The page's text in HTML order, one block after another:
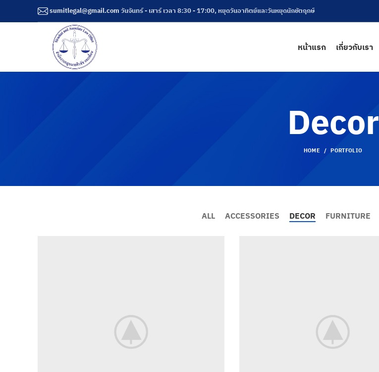
sumitlegal@gmail.com วันจันทร์ - เสาร์ เวลา 8:30 - 17:00, หยุดวันอาทิตย์และวันหยุดนักขัตฤกษ์
หน้าแรก เกี่ยวกับเรา
Decor
HOME PORTFOLIO
ALL ACCESSORIES DECOR FURNITURE